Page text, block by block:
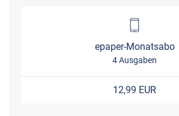
epaper-Monatsabo
4 Ausgaben
12,99 EUR